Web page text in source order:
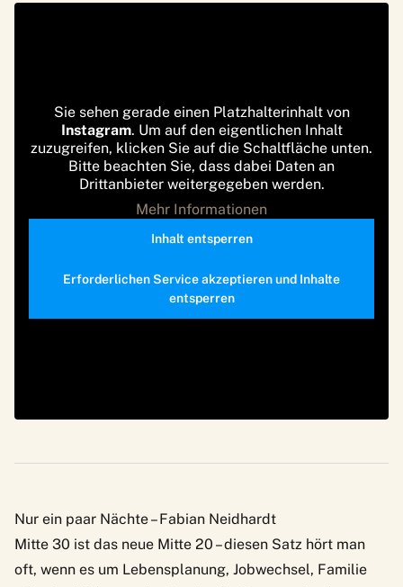
Sie sehen gerade einen Platzhalterinhalt von
Instagram. Um auf den eigentlichen Inhalt
zuzugreifen, klicken Sie auf die Schaltfläche unten.
Bitte beachten Sie, dass dabei Daten an
Drittanbieter weitergegeben werden.
Mehr Informationen
Inhalt entsperren
Erforderlichen Service akzeptieren und Inhalte
entsperren
Nur ein paar Nächte – Fabian Neidhardt
Mitte 30 ist das neue Mitte 20 – diesen Satz hört man
oft, wenn es um Lebensplanung, Jobwechsel, Familie